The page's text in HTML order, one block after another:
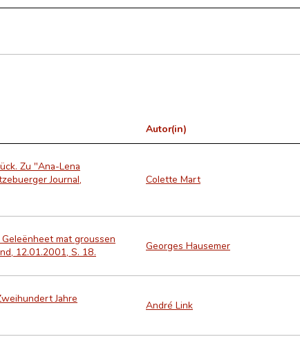
Autor(in)
Zu "Ana-Lena
Journal,
Colette Mart
mat groussen
12.01.2001, S. 18.
Georges Hausemer
Jahre
André Link